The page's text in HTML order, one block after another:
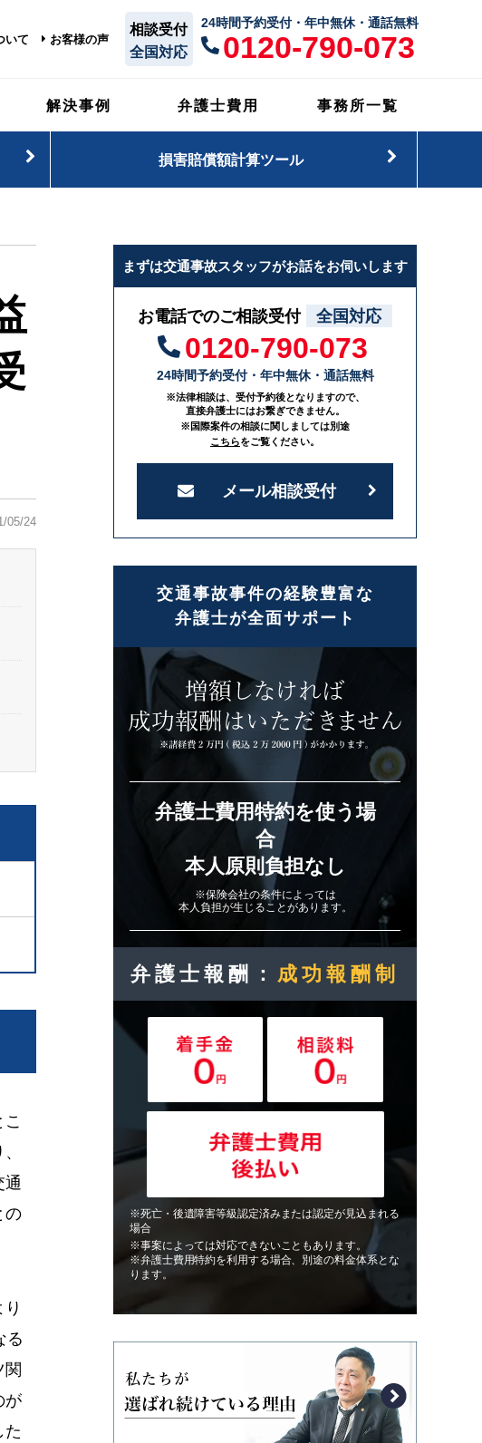
いて お客様の声
相談受付
全国対応
24時間予約受付・年中無休・通話無料
0120-790-073
解決事例 弁護士費用 事務所一覧
損害賠償額計算ツール
05/24
通
の
る
関
が
た
まずは交通事故スタッフがお話をお伺いします
お電話でのご相談受付 全国対応
0120-790-073
24時間予約受付・年中無休・通話無料
※法律相談は、受付予約後となりますので、
直接弁護士にはお繋ぎできません。
※国際案件の相談に関しましては別途
こちらをご覧ください。
メール相談受付
交通事故事件の経験豊富な
弁護士が全面サポート
弁護士費用特約を使う場
合
本人原則負担なし
※保険会社の条件によっては
本人負担が生じることがあります。
弁護士報酬： 成功報酬制
※死亡・後遺障害等級認定済みまたは認定が見込まれる
場合
※事案によっては対応できないこともあります。
※弁護士費用特約を利用する場合、別途の料金体系とな
ります。